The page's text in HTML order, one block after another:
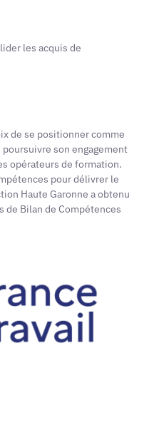
les acquis de
de se positionner comme
son engagement
opérateurs de formation.
pour délivrer le
Haute Garonne a obtenu
de Bilan de Compétences